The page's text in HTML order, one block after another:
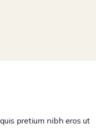
pretium nibh eros ut